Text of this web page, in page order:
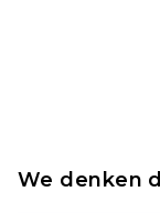
We denken